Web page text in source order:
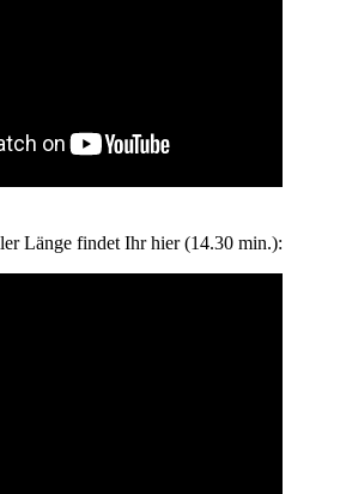
Länge findet Ihr hier (14.30 min.):